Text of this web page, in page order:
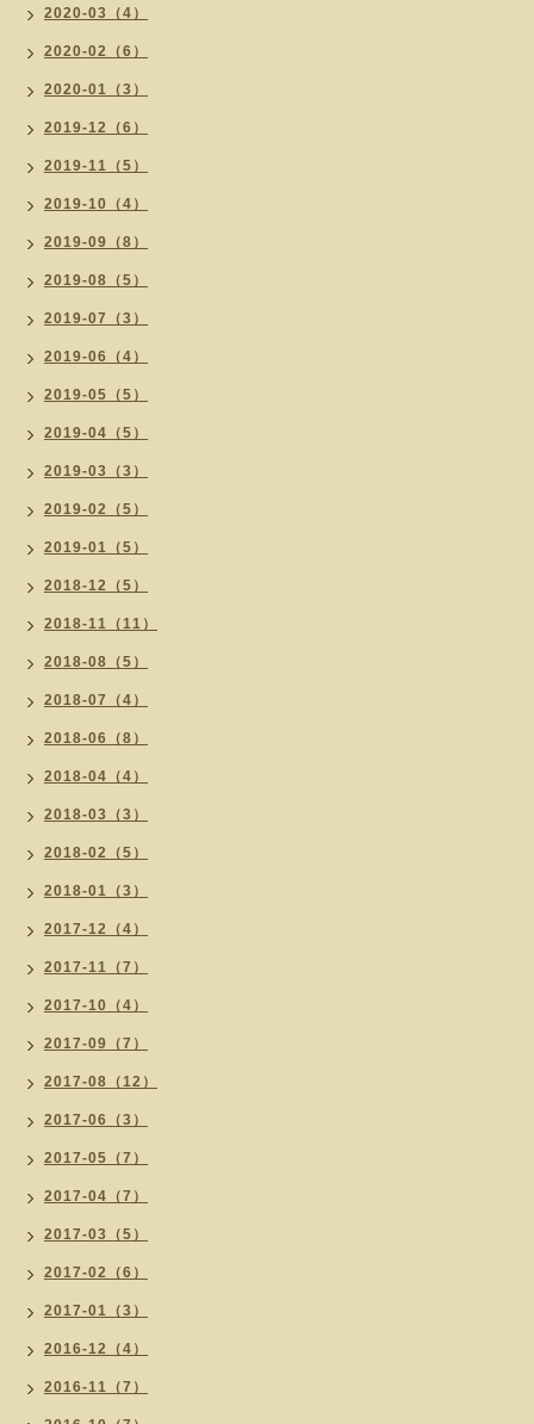
2020-03（4）
2020-02（6）
2020-01（3）
2019-12（6）
2019-11（5）
2019-10（4）
2019-09（8）
2019-08（5）
2019-07（3）
2019-06（4）
2019-05（5）
2019-04（5）
2019-03（3）
2019-02（5）
2019-01（5）
2018-12（5）
2018-11（11）
2018-08（5）
2018-07（4）
2018-06（8）
2018-04（4）
2018-03（3）
2018-02（5）
2018-01（3）
2017-12（4）
2017-11（7）
2017-10（4）
2017-09（7）
2017-08（12）
2017-06（3）
2017-05（7）
2017-04（7）
2017-03（5）
2017-02（6）
2017-01（3）
2016-12（4）
2016-11（7）